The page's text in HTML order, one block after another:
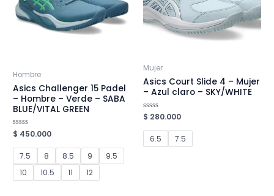
Hombre
Asics Challenger 15 Padel
– Hombre – Verde – SABA
BLUE/VITAL GREEN
Valorado
en
0
de
$ 450.000
7.5 8 8.5 9
9.5
10
10.5 11 12
Mujer
Asics Court Slide 4 – Mujer
– Azul claro – SKY/WHITE
Valorado
en
0
$ 280.000
6.5 7.5